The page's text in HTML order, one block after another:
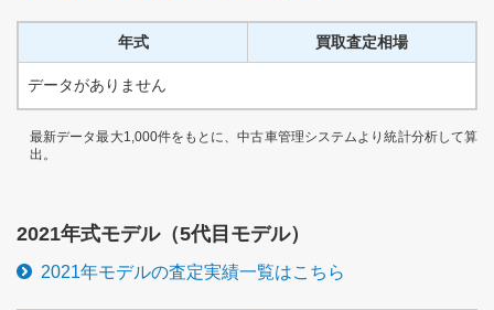
年式 買取査定相場
データがありません
最新データ最大1,000件をもとに、中古車管理システムより統計分析して算
出。
2021年式モデル（5代目 モデル）
2021年モデルの査定実績一覧はこちら